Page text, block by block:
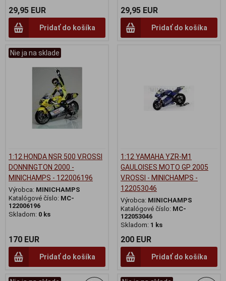
29,95 EUR
Pridať do košíka
29,95 EUR
Pridať do košíka
Nie ja na sklade
1:12 HONDA NSR 500 V.ROSSI
DONNINGTON 2000 -
MINICHAMPS - 122006196
Výrobca: MINICHAMPS
Katalógové číslo: MC-
122006196
Skladom: 0 ks
170 EUR
Pridať do košíka
1:12 YAMAHA YZR-M1
GAULOISES MOTO GP 2005
V.ROSSI - MINICHAMPS -
122053046
Výrobca: MINICHAMPS
Katalógové číslo: MC-
122053046
Skladom: 1 ks
200 EUR
Pridať do košíka